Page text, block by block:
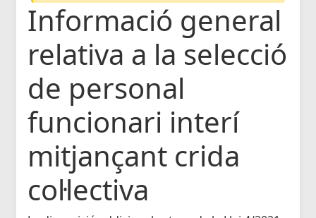
Informació general
relativa a la selecció
de personal
funcionari interí
mitjançant crida
col·lectiva